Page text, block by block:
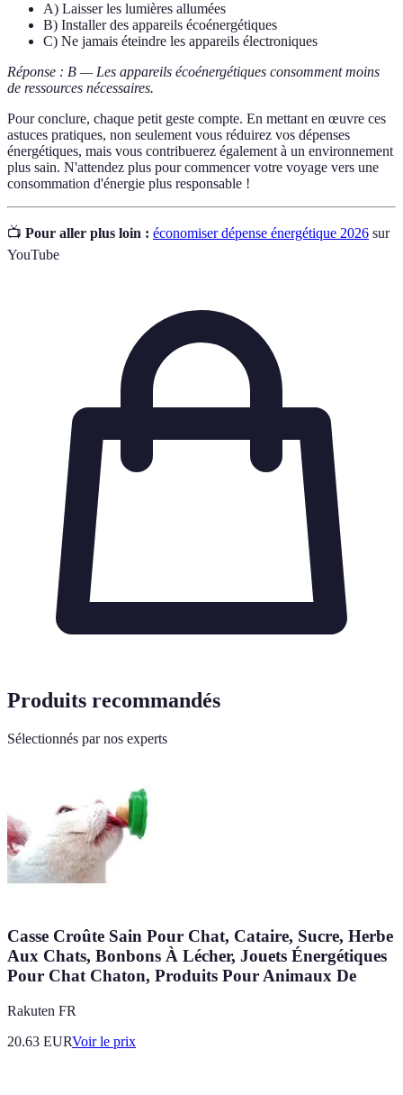
A) Laisser les lumières allumées
B) Installer des appareils écoénergétiques
C) Ne jamais éteindre les appareils électroniques
Réponse : B — Les appareils écoénergétiques consomment moins
de ressources nécessaires.
Pour conclure, chaque petit geste compte. En mettant en œuvre ces
astuces pratiques, non seulement vous réduirez vos dépenses
énergétiques, mais vous contribuerez également à un environnement
plus sain. N'attendez plus pour commencer votre voyage vers une
consommation d'énergie plus responsable !
📺 Pour aller plus loin : économiser dépense énergétique 2026 sur
YouTube
Produits recommandés
Sélectionnés par nos experts
Casse Croûte Sain Pour Chat, Cataire, Sucre, Herbe
Aux Chats, Bonbons À Lécher, Jouets Énergétiques
Pour Chat Chaton, Produits Pour Animaux De
Rakuten FR
20.63 EURVoir le prix